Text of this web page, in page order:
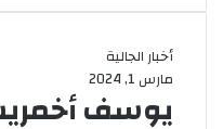
أخبار الجالية
مارس 1, 2024
يوسف